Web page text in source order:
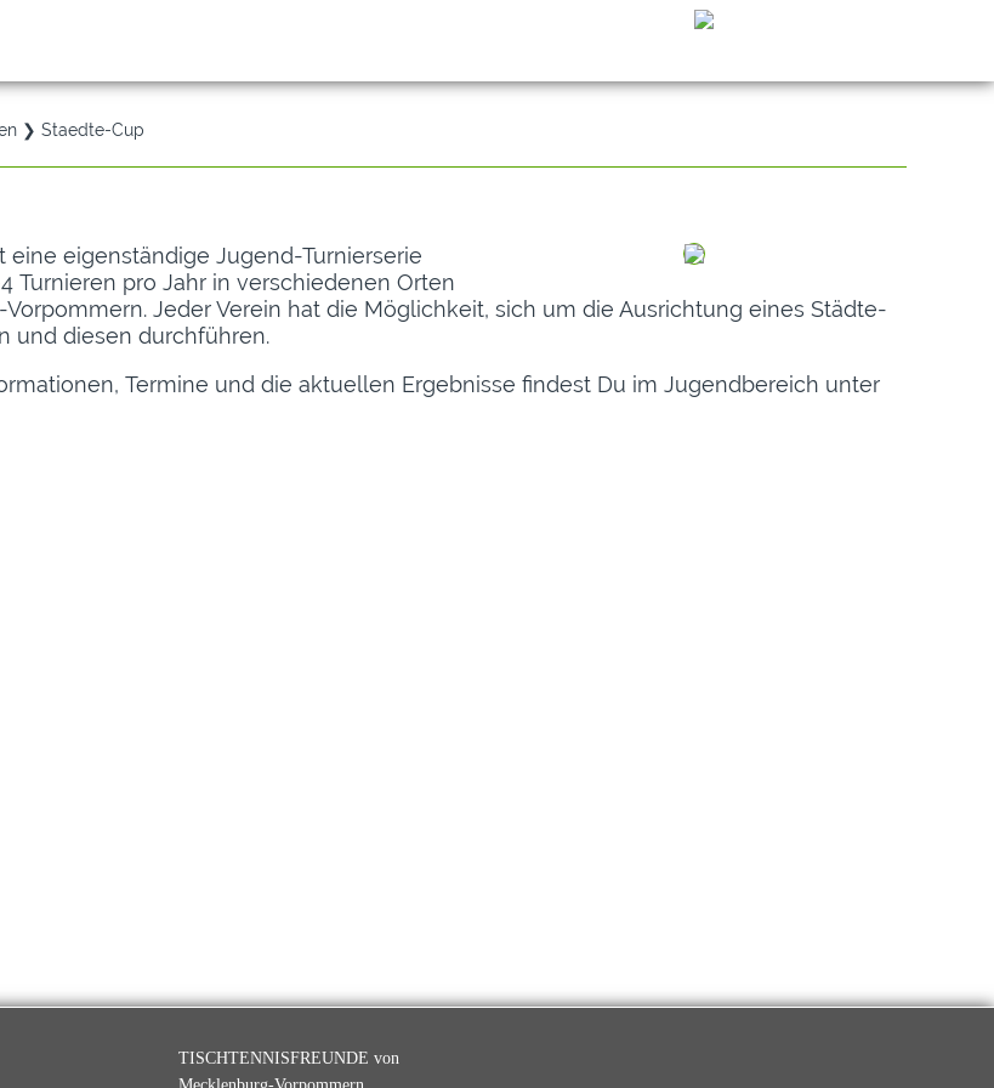
❯ Staedte-Cup
eine eigenständige Jugend-Turnierserie
Turnieren pro Jahr in verschiedenen Orten
Jeder Verein hat die Möglichkeit, sich um die Ausrichtung eines Städte-
und diesen durchführen.
Termine und die aktuellen Ergebnisse findest Du im Jugendbereich unter
TISCHTENNISFREUNDE von